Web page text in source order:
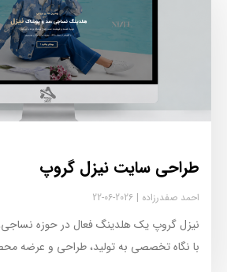
طراحی سایت نیزل گروپ
احمد صفدرزاده
نیزل گروپ یک هلدینگ فعال در حوزه
با نگاه تخصصی به تولید، طراحی و عرضه